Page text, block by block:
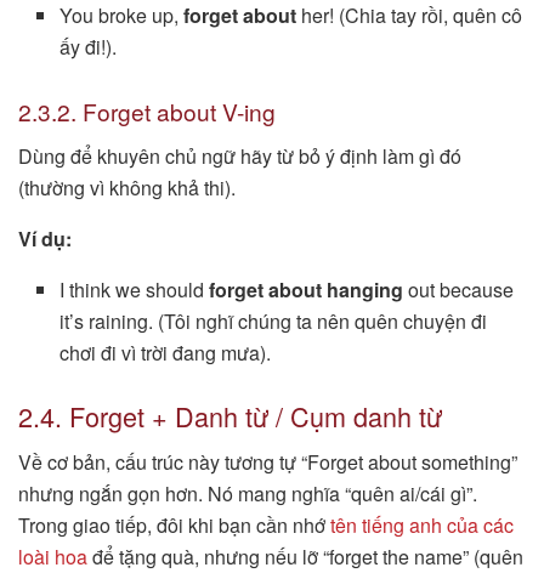
You broke up,forget about her! (Chia tay rồi, quên cô
ấy đi!).
2.3.2. Forget about V-ing
Dùng để khuyên chủ ngữ hãy từ bỏ ý định làm gì đó
(thường vì không khả thi).
Ví dụ:
I think we shouldforget about hanging out because
it’s raining. (Tôi nghĩ chúng ta nên quên chuyện đi
chơi đi vì trời đang mưa).
2.4. Forget + Danh từ / Cụm danh từ
Về cơ bản, cấu trúc này tương tự “Forget about something”
nhưng ngắn gọn hơn. Nó mang nghĩa “quên ai/cái gì”.
Trong giao tiếp, đôi khi bạn cần nhớtên tiếng anh của các
loài hoađể tặng quà, nhưng nếu lỡ “forget the name” (quên